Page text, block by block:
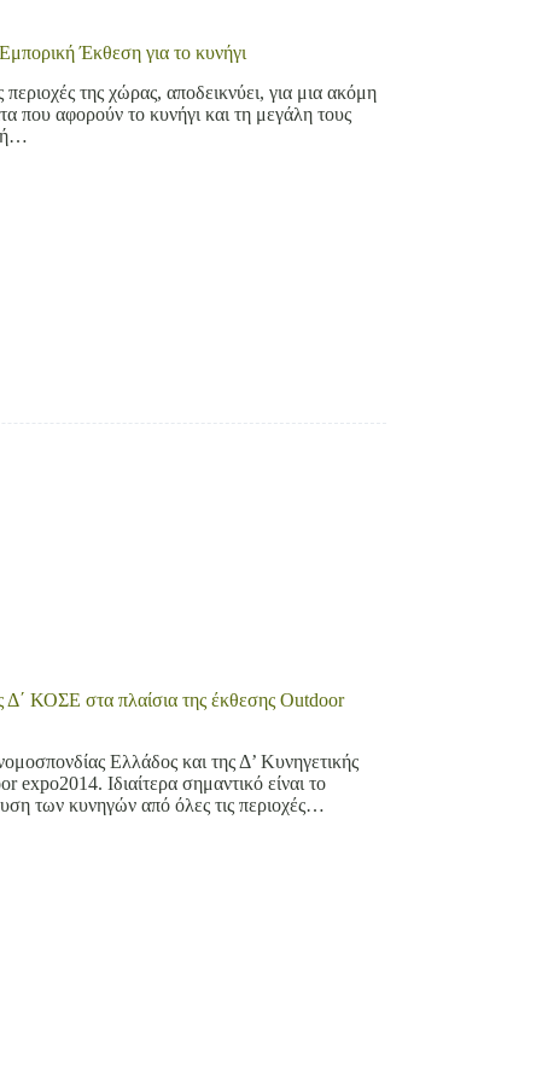
Έκθεση για το κυνήγι
της χώρας, αποδεικνύει, για μια ακόμη
αφορούν το κυνήγι και τη μεγάλη τους
Δ΄ ΚΟΣΕ στα πλαίσια της έκθεσης Outdoor
Ελλάδος και της Δ’ Κυνηγετικής
Ιδιαίτερα σημαντικό είναι το
των κυνηγών από όλες τις περιοχές…